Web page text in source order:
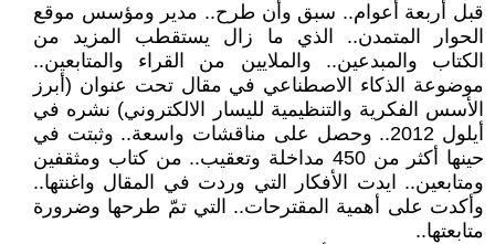
قبل أربعة أعوام.. سبق وأن طرح.. مدير ومؤسس موقع
الحوار المتمدن.. الذي ما زال يستقطب المزيد من
الكتاب والمبدعين.. والملايين من القراء والمتابعين..
موضوعة الذكاء الاصطناعي في مقال تحت عنوان (أبرز
الأسس الفكرية والتنظيمية لليسار الالكتروني) نشره في
أيلول 2012.. وحصل على مناقشات واسعة.. وثبتت في
حينها أكثر من 450 مداخلة وتعقيب.. من كتاب ومثقفين
ومتابعين.. ايدت الأفكار التي وردت في المقال واغنتها..
وأكدت على أهمية المقترحات.. التي تمّ طرحها وضرورة
متابعتها..